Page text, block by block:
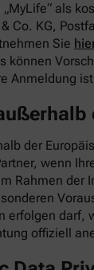
als
Co. KG,
Sie
können
Anmeldung
der
wenn
Rahmen
erfolgen
offiziell